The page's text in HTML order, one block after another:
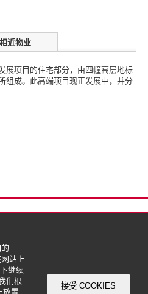
站上
继续
们根
放置
接受 COOKIES
相近物业
展项目的住宅部分，由四幢高层地标
组成。此高端项目现正发展中，并分
成立之有限公司)